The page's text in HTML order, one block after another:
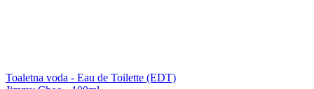
Toaletna voda - Eau de Toilette (EDT)